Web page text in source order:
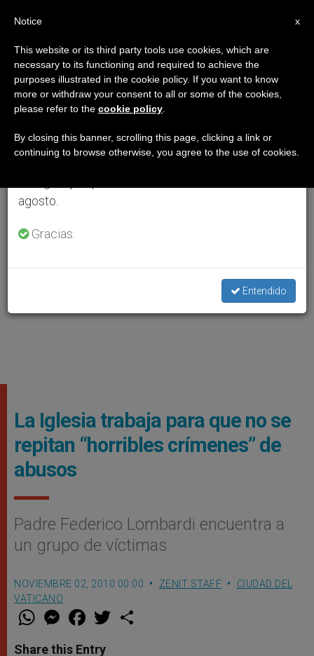
La Iglesia trabaja para que no se
repitan “horribles crímenes” de
abusos
Padre Federico Lombardi encuentra a
un grupo de víctimas
NOVIEMBRE 02, 2010 00:00 ZENIT STAFF
CIUDAD DEL
VATICANO
W
t
M
e
s
F
a
e
w
Share this Entry
×
Aviso importante
Del 27 de julio al 7 de agosto haremos la pausa
anual, aprovechando que en el periodo de verano
se generan menos informaciones y también el
agosto.
Gracias.
Entendido
x
Notice
This website or its third party tools use cookies, which are
necessary to its functioning and required to achieve the
purposes illustrated in the cookie policy. If you want to know
more or withdraw your consent to all or some of the cookies,
please refer to the cookie policy
By closing this banner, scrolling this page, clicking a link or
continuing to browse otherwise, you agree to the use of cookies.